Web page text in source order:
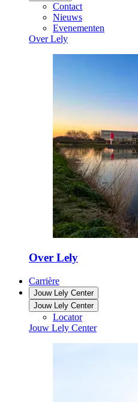
Contact
Nieuws
Evenementen
Over Lely
Over Lely
Carrière
Jouw Lely Center
Jouw Lely Center
Locator
Jouw Lely Center